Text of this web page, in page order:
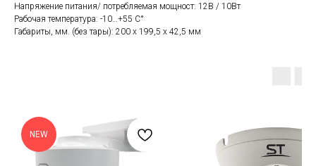
Напряжение питания/ потребляемая мощност: 12В / 10Вт
Рабочая температура: -10…+55 C°
Габариты, мм. (без тары): 200 х 199,5 х 42,5 мм
NEW